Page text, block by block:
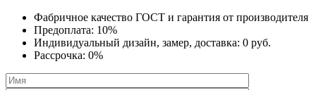
Фабричное качество ГОСТ и гарантия от производителя
Предоплата: 10%
Индивидуальный дизайн, замер, доставка: 0 руб.
Рассрочка: 0%